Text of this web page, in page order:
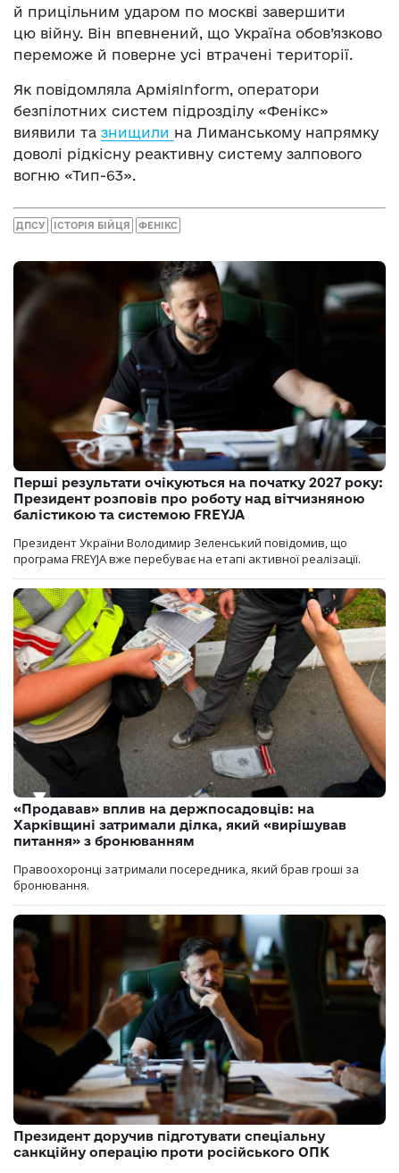
й прицільним ударом по москві завершити
цю війну. Він впевнений, що Україна обов’язково
переможе й поверне усі втрачені території.
Як повідомляла АрміяInform, оператори
безпілотних систем підрозділу «Фенікс»
виявили та знищили на Лиманському напрямку
доволі рідкісну реактивну систему залпового
вогню «Тип-63».
ДПСУ ІСТОРІЯ БІЙЦЯ ФЕНІКС
Перші результати очікуються на початку 2027 року:
Президент розповів про роботу над вітчизняною
балістикою та системою FREYJA
Президент України Володимир Зеленський повідомив, що
програма FREYJA вже перебуває на етапі активної реалізації.
«Продавав» вплив на держпосадовців: на
Харківщині затримали ділка, який «вирішував
питання» з бронюванням
Правоохоронці затримали посередника, який брав гроші за
бронювання.
Президент доручив підготувати спеціальну
санкційну операцію проти російського ОПК